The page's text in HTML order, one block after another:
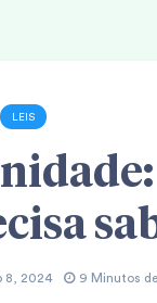
LEIS
8, 2024 9 Minutos